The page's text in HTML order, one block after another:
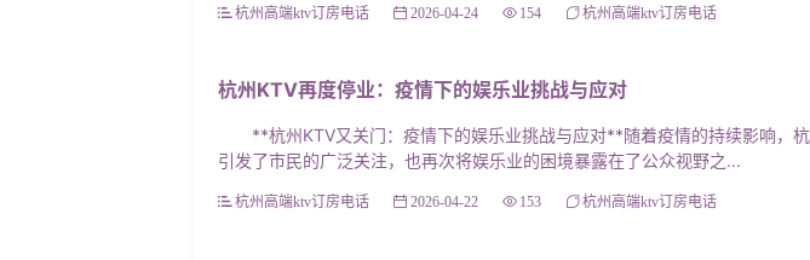
杭州高端ktv订房电话 2026-04-24 154 杭州高端ktv订房电话
杭州KTV再度停业：疫情下的娱乐业挑战与应对
**杭州KTV又关门：疫情下的娱乐业挑战与应对**随着疫情的持续影响，杭
引发了市民的广泛关注，也再次将娱乐业的困境暴露在了公众视野之...
杭州高端ktv订房电话 2026-04-22 153 杭州高端ktv订房电话